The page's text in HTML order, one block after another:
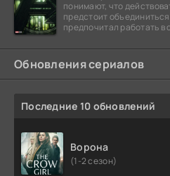
понимают, что
предстоит
предпочитал работать
Обновления сериалов
Последние 10 обновлений
Ворона
(1-2 сезон)